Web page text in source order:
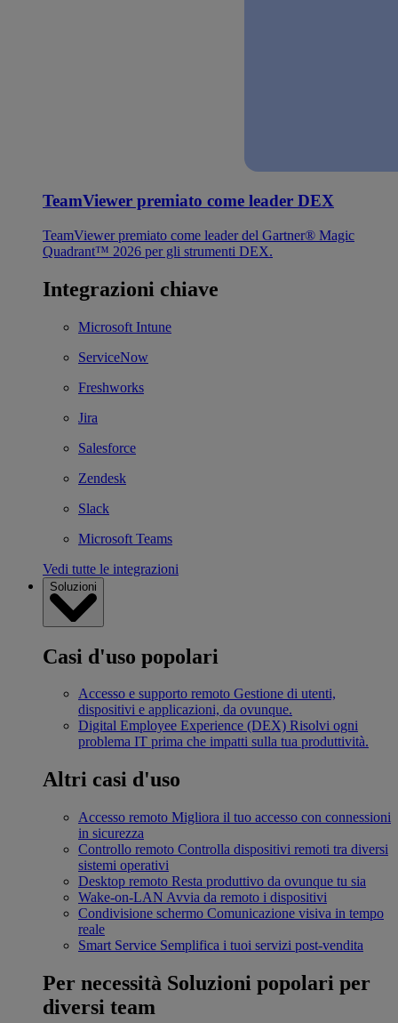
TeamViewer premiato come leader DEX
TeamViewer premiato come leader del Gartner® Magic
Quadrant™ 2026 per gli strumenti DEX.
Integrazioni chiave
Microsoft Intune
ServiceNow
Freshworks
Jira
Salesforce
Zendesk
Slack
Microsoft Teams
Vedi tutte le integrazioni
Soluzioni
Casi d'uso popolari
Accesso e supporto remoto Gestione di utenti,
dispositivi e applicazioni, da ovunque.
Digital Employee Experience (DEX) Risolvi ogni
problema IT prima che impatti sulla tua produttività.
Altri casi d'uso
Accesso remoto Migliora il tuo accesso con connessioni
in sicurezza
Controllo remoto Controlla dispositivi remoti tra diversi
sistemi operativi
Desktop remoto Resta produttivo da ovunque tu sia
Wake-on-LAN Avvia da remoto i dispositivi
Condivisione schermo Comunicazione visiva in tempo
reale
Smart Service Semplifica i tuoi servizi post-vendita
Per necessità Soluzioni popolari per
diversi team